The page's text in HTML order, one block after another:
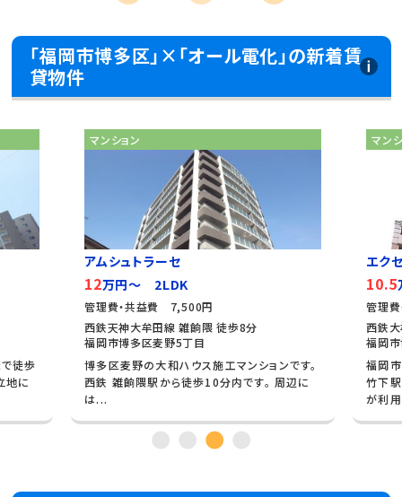
「福岡市博多区」×「オール電化」の新着賃
貸物件
す。
辺に
マンション
エクセレンテシャルム
10.5万円～ 2LDK
管理費・共益費 5,000円
西鉄大牟田 井尻 徒歩15分
福岡市博多区諸岡3丁目
福岡市博多区諸岡に位置し、JR鹿児島本線の
竹下駅と西鉄天神大牟田線の井尻駅の2路線
が利用で...
マン
エス
5.9
管理
鹿児
福岡
博多
マン
安心...